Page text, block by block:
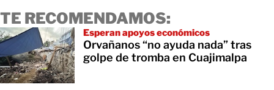
TE RECOMENDAMOS:
Esperan apoyos económicos
Orvañanos “no ayuda nada” tras
golpe de tromba en Cuajimalpa